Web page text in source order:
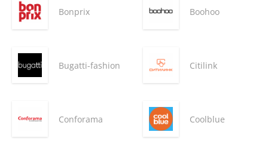
Bonprix Boohoo
Bugatti-fashion Citilink
Conforama Coolblue